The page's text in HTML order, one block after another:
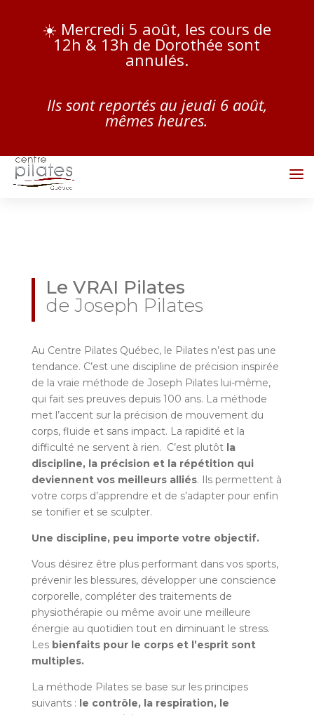
☀️ Mercredi 5 août, les cours de
12h & 13h de Dorothée sont
annulés.
Ils sont reportés au jeudi 6 août,
mêmes heures.
Le VRAI Pilates
de Joseph Pilates
Au Centre Pilates Québec, le Pilates n’est pas une
tendance. C’est une discipline de précision inspirée
de la vraie méthode de Joseph Pilates lui-même,
qui fait ses preuves depuis 100 ans. La méthode
met l’accent sur la précision de mouvement du
corps, fluide et sans impact. La rapidité et la
difficulté ne servent à rien. C’est plutôt la
discipline, la précision et la répétition qui
deviennent vos meilleurs alliés. Ils permettent à
votre corps d’apprendre et de s’adapter pour enfin
se tonifier et se sculpter.
Une discipline, peu importe votre objectif.
Vous désirez être plus performant dans vos sports,
prévenir les blessures, développer une conscience
corporelle, compléter des traitements de
physiothérapie ou même avoir une meilleure
énergie au quotidien tout en diminuant le stress.
Les bienfaits pour le corps et l’esprit sont
multiples.
La méthode Pilates se base sur les principes
suivants : le contrôle, la respiration, le